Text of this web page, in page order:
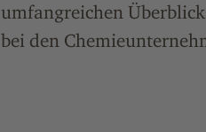
umfangreichen
bei den